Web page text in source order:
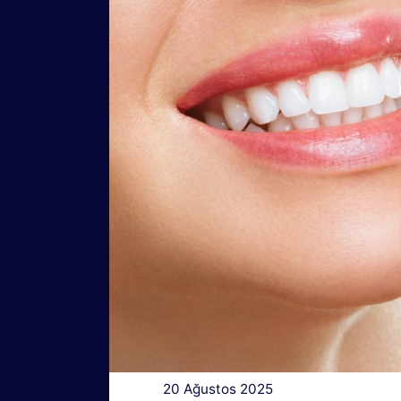
20 Ağustos 2025